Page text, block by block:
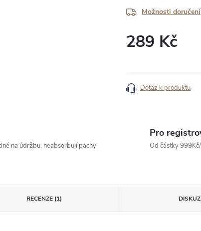
Možnosti doručení
289 Kč
Dotaz k produktu
na údržbu, neabsorbují pachy
Pro
Od částky
RECENZE (1)